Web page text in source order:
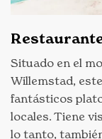
Situado en el
Willemstad,
fantásticos
locales. Tiene
lo tanto,